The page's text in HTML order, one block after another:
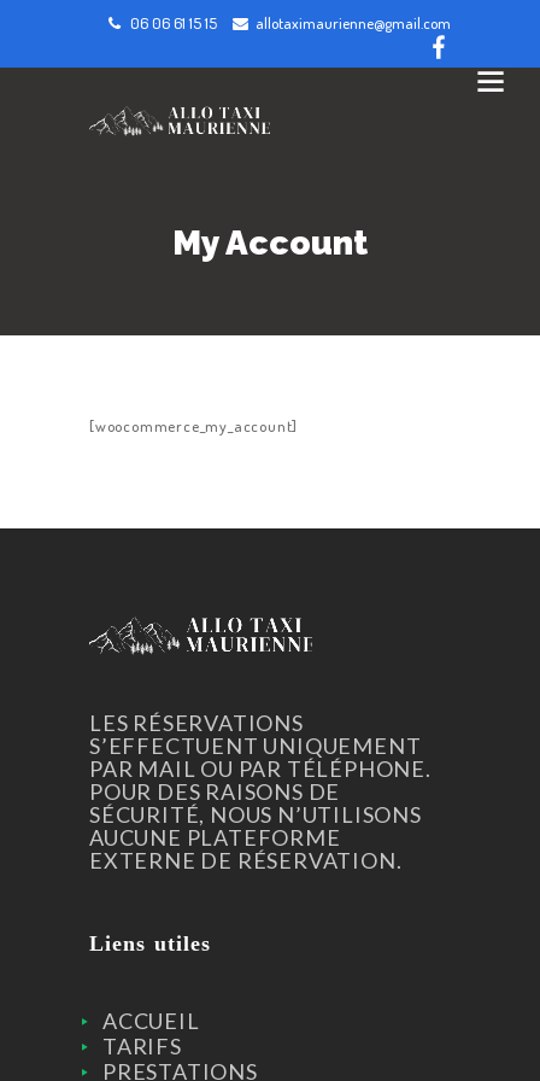
06 06 61 15 15 allotaximaurienne@gmail.com
My Account
ACCUEIL
SERVICES
TARIFS
CONTACT
[woocommerce_my_account]
LES RÉSERVATIONS
S’EFFECTUENT UNIQUEMENT
PAR MAIL OU PAR TÉLÉPHONE.
POUR DES RAISONS DE
SÉCURITÉ, NOUS N’UTILISONS
AUCUNE PLATEFORME
EXTERNE DE RÉSERVATION.
Liens utiles
ACCUEIL
TARIFS
PRESTATIONS